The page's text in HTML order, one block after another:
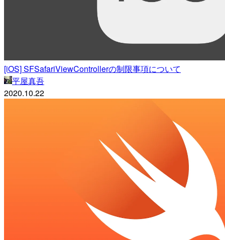
[iOS] SFSafariViewControllerの制限事項について
平屋真吾
2020.10.22